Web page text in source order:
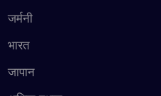
जर्मनी
भारत
जापान